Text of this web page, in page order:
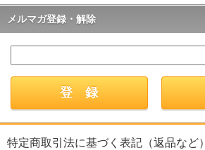
メルマガ登録・解除
特定商取引法に基づく表記（返品など）